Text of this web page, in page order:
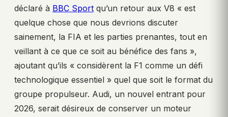
déclaré à BBC Sport qu’un retour aux V8 « est
quelque chose que nous devrions discuter
sainement, la FIA et les parties prenantes, tout en
veillant à ce que ce soit au bénéfice des fans »,
ajoutant qu’ils « considèrent la F1 comme un défi
technologique essentiel » quel que soit le format du
groupe propulseur. Audi, un nouvel entrant pour
2026, serait désireux de conserver un moteur